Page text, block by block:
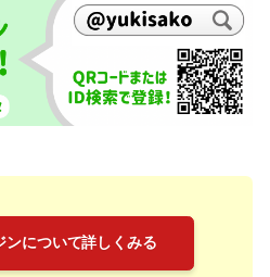
ンについて詳しくみる